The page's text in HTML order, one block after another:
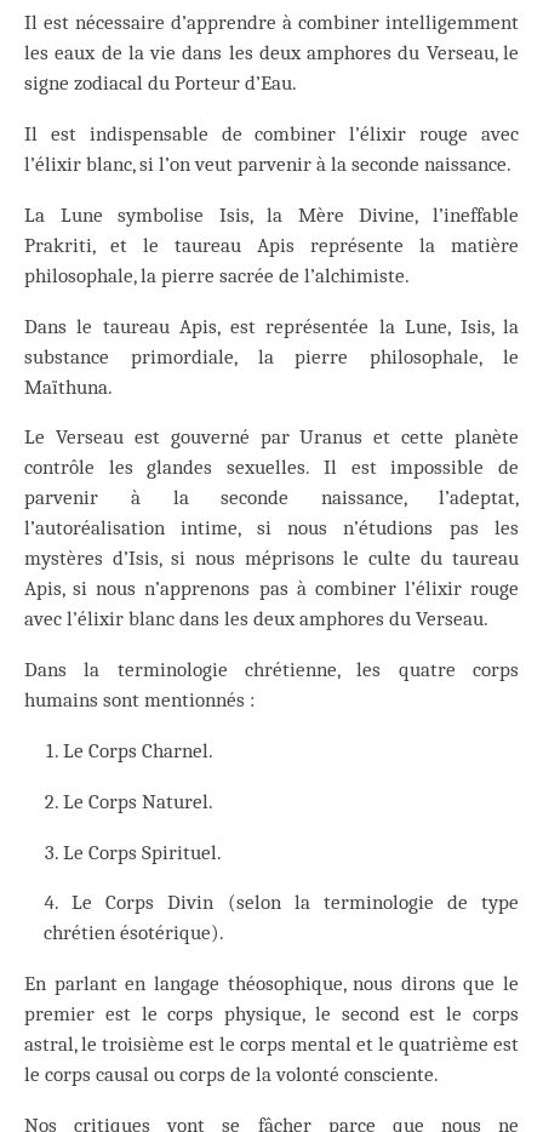
Il est nécessaire d’apprendre à combiner intelligemment
les eaux de la vie dans les deux amphores du Verseau, le
signe zodiacal du Porteur d’Eau.
Il est indispensable de combiner l’élixir rouge avec
l’élixir blanc, si l’on veut parvenir à la seconde naissance.
La Lune symbolise Isis, la Mère Divine, l’ineffable
Prakriti, et le taureau Apis représente la matière
philosophale, la pierre sacrée de l’alchimiste.
Dans le taureau Apis, est représentée la Lune, Isis, la
substance primordiale, la pierre philosophale, le
Maïthuna.
Le Verseau est gouverné par Uranus et cette planète
contrôle les glandes sexuelles. Il est impossible de
parvenir à la seconde naissance, l’adeptat,
l’autoréalisation intime, si nous n’étudions pas les
mystères d’Isis, si nous méprisons le culte du taureau
Apis, si nous n’apprenons pas à combiner l’élixir rouge
avec l’élixir blanc dans les deux amphores du Verseau.
Dans la terminologie chrétienne, les quatre corps
humains sont mentionnés :
Le Corps Charnel.
Le Corps Naturel.
Le Corps Spirituel.
Le Corps Divin (selon la terminologie de type
chrétien ésotérique).
En parlant en langage théosophique, nous dirons que le
premier est le corps physique, le second est le corps
astral, le troisième est le corps mental et le quatrième est
le corps causal ou corps de la volonté consciente.
Nos critiques vont se fâcher parce que nous ne